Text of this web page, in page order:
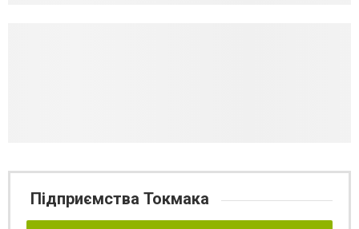
Підприємства Токмака